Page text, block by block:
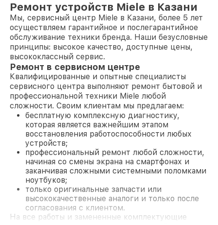
Ремонт устройств Miele в Казани
Мы, сервисный центр Miele в Казани, более 5 лет
осуществляем гарантийное и послегарантийное
обслуживание техники бренда. Наши безусловные
принципы: высокое качество, доступные цены,
высококлассный сервис.
Ремонт в сервисном центре
Квалифицированные и опытные специалисты
сервисного центра выполняют ремонт бытовой и
профессиональной техники Miele любой
сложности. Своим клиентам мы предлагаем:
бесплатную комплексную диагностику,
которая является важнейшим этапом
восстановления работоспособности любых
устройств;
профессиональный ремонт любой сложности,
начиная со смены экрана на смартфонах и
заканчивая сложными системными поломками
ноутбуков;
только оригинальные запчасти или
высококачественные аналоги и только после
согласования с клиентом.
На все работы и замененные комплектующие